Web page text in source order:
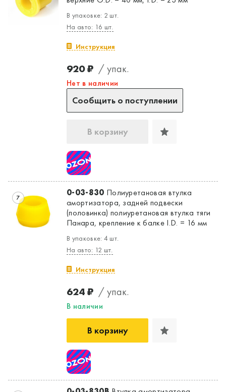
В упаковке: 2 шт.
На авто: 16 шт.
Инструкция
920 ₽ / упак.
Нет в наличии
Сообщить о поступлении
В корзину
7 0-03-830 Полиуретановая втулка
амортизатора, задней подвески
(половинка) полиуретановая втулка тяги
Панара, крепление к балке I.D. = 16 мм
В упаковке: 4 шт.
На авто: 12 шт.
Инструкция
624 ₽ / упак.
В наличии
В корзину